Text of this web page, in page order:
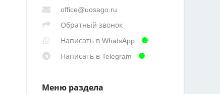
office@uosago.ru
Обратный звонок
Написать в WhatsApp
Написать в Telegram
Меню раздела